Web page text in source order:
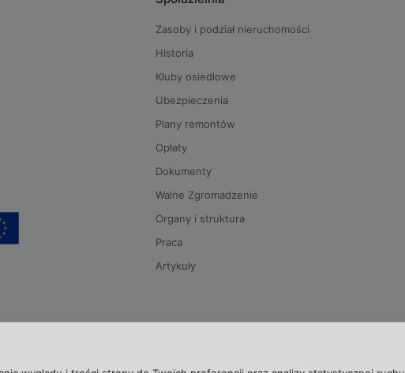
Zasoby i podział nieruchomości
Historia
Kluby osiedlowe
Ubezpieczenia
Plany remontów
Opłaty
Dokumenty
Walne Zgromadzenie
Organy i struktura
Praca
Artykuły